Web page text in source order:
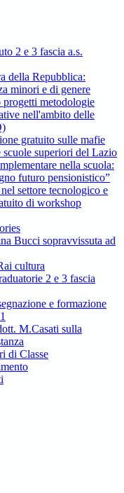
2 e 3 fascia a.s.
della Repubblica:
minori e di genere
metodologie
nell'ambito delle
gratuito sulle mafie
scuole superiori del Lazio
nella scuola:
futuro pensionistico”
settore tecnologico e
di workshop
Bucci sopravvissuta ad
cultura
2 e 3 fascia
e formazione
M.Casati sulla
di Classe